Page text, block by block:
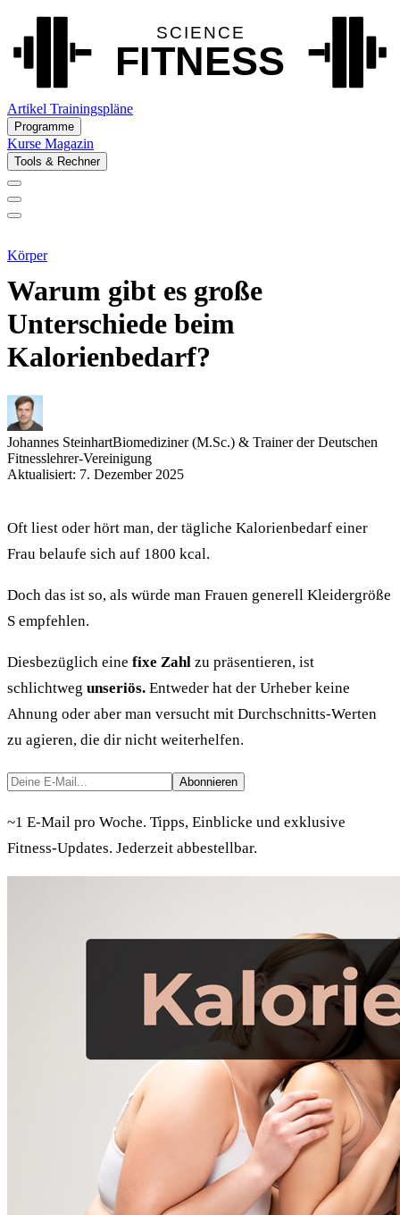
Artikel Trainingspläne
Programme
Kurse Magazin
Tools & Rechner
Körper
Warum gibt es große
Unterschiede beim
Kalorienbedarf?
Johannes SteinhartBiomediziner (M.Sc.) & Trainer der Deutschen
Fitnesslehrer-Vereinigung
Aktualisiert: 7. Dezember 2025
Oft liest oder hört man, der tägliche Kalorienbedarf einer
Frau belaufe sich auf 1800 kcal.
Doch das ist so, als würde man Frauen generell Kleidergröße
S empfehlen.
Diesbezüglich eine fixe Zahl zu präsentieren, ist
schlichtweg unseriös. Entweder hat der Urheber keine
Ahnung oder aber man versucht mit Durchschnitts-Werten
zu agieren, die dir nicht weiterhelfen.
Abonnieren
~1 E-Mail pro Woche. Tipps, Einblicke und exklusive
Fitness-Updates. Jederzeit abbestellbar.